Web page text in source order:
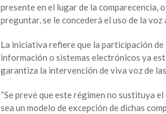
presente en el lugar de la comparecencia,
preguntar, se le concederá el uso de la
La iniciativa refiere que la participación
información o sistemas electrónicos ya
garantiza la intervención de viva voz de
“Se prevé que este régimen no sustituya
sea un modelo de excepción de dichas